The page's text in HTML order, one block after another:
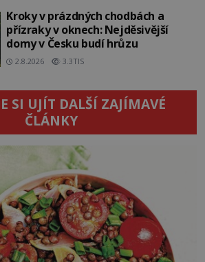
Kroky v prázdných chodbách a
přízraky v oknech: Nejděsivější
domy v Česku budí hrůzu
2.8.2026 3.3TIS
SI UJÍT DALŠÍ ZAJÍMAVÉ
ČLÁNKY